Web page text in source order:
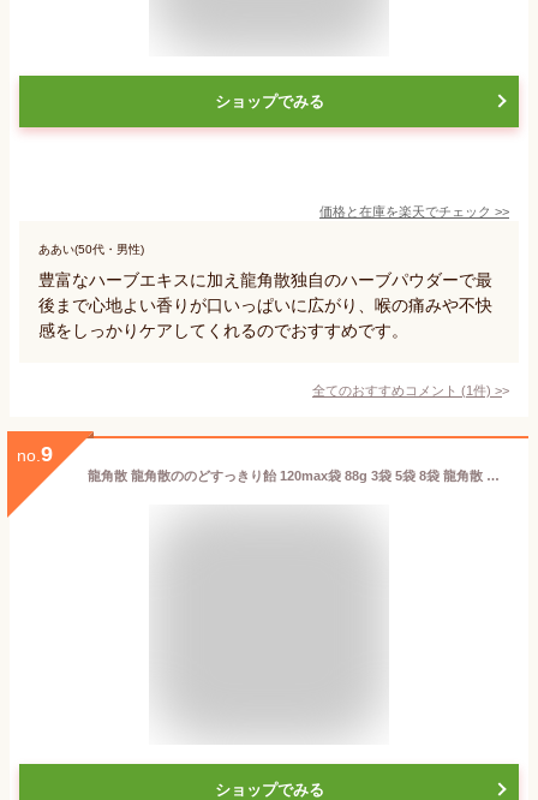
ショップでみる
価格と在庫を楽天でチェック >>
ああい(50代・男性)
豊富なハーブエキスに加え龍角散独自のハーブパウダーで最
後まで心地よい香りが口いっぱいに広がり、喉の痛みや不快
感をしっかりケアしてくれるのでおすすめです。
全てのおすすめコメント (1件) >
no. 9
龍角散 龍角散ののどすっきり飴 120max袋 88g 3袋 5袋 8袋 龍角散 のど飴 飴 のどケア のどケア商品 携帯用のどケア 乾燥対策 喉の健康 喉のケア 喉の痛み 風邪予防 喉の健康 龍角散ハーブ 喉の乾燥対策 喉に優しい飴 喉の潤い 送料無料 T-093
ショップでみる